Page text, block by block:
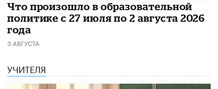
​Что произошло в образовательной
политике с 27 июля по 2 августа 2026
года
3 АВГУСТА
УЧИТЕЛЯ